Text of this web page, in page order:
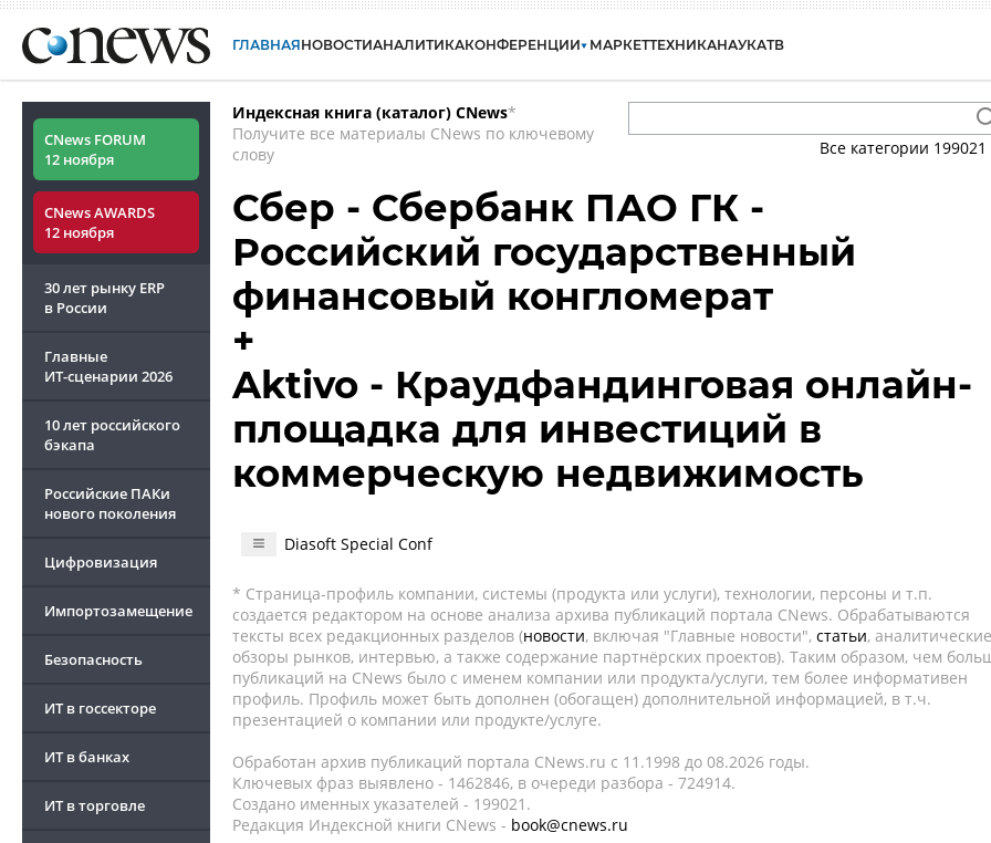
ГЛАВНАЯНОВОСТИАНАЛИТИКАКОНФЕРЕНЦИИ МАРКЕТТЕХНИКАНАУКАТВ
CNews FORUM
12 ноября
CNews AWARDS
12 ноября
30 лет рынку ERP
в России
Главные
ИТ-сценарии 2026
10 лет российского
бэкапа
Российские ПАКи
нового поколения
Цифровизация
Импортозамещение
Безопасность
ИТ в госсекторе
ИТ в банках
ИТ в торговле
Индексная книга (каталог) CNews*
Получите все материалы CNews по ключевому
слову
Все категории 199021
Сбер - Сбербанк ПАО ГК -
Российский государственный
финансовый конгломерат
+
Aktivo - Краудфандинговая онлайн-
площадка для инвестиций в
коммерческую недвижимость
Diasoft Special Conf
* Страница-профиль компании, системы (продукта или услуги), технологии, персоны и т.п.
создается редактором на основе анализа архива публикаций портала CNews. Обрабатываются
тексты всех редакционных разделов (новости, включая "Главные новости", статьи, аналитические
обзоры рынков, интервью, а также содержание партнёрских проектов). Таким образом, чем
публикаций на CNews было с именем компании или продукта/услуги, тем более информативен
профиль. Профиль может быть дополнен (обогащен) дополнительной информацией, в т.ч.
презентацией о компании или продукте/услуге.
Обработан архив публикаций портала CNews.ru c 11.1998 до 08.2026 годы.
Ключевых фраз выявлено - 1462846, в очереди разбора - 724914.
Создано именных указателей - 199021.
Редакция Индексной книги CNews - book@cnews.ru